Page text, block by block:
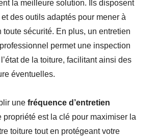
la meilleure solution. Ils disposent
des outils adaptés pour mener à
toute sécurité. En plus, un entretien
permet une inspection
de la toiture, facilitant ainsi des
éventuelles.
une fréquence d’entretien
propriété est la clé pour maximiser la
toiture tout en protégeant votre